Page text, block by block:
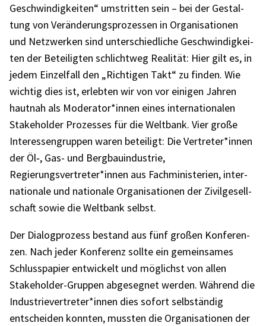
Geschwin­dig­kei­ten“ umstrit­ten sein – bei der Gestal­
tung von Verän­de­rungs­pro­zes­sen in Orga­ni­sa­tio­nen
und Netz­wer­ken sind unter­schied­li­che Geschwin­dig­kei­
ten der Betei­lig­ten schlicht­weg Reali­tät: Hier gilt es, in
jedem Einzel­fall den „Rich­ti­gen Takt“ zu finden. Wie
wich­tig dies ist, erleb­ten wir von vor eini­gen Jahren
haut­nah als Moderator*innen eines inter­na­tio­na­len
Stake­hol­der Prozes­ses für die Welt­bank. Vier große
Inter­es­sen­grup­pen waren betei­ligt: Die Vertreter*innen
der Öl‑, Gas- und Berg­bau­in­dus­trie,
Regierungsvertreter*innen aus Fach­mi­nis­te­rien, inter­
na­tio­nale und natio­nale Orga­ni­sa­tio­nen der Zivil­ge­sell­
schaft sowie die Welt­bank selbst.
Der Dialog­pro­zess bestand aus fünf großen Konfe­ren­
zen. Nach jeder Konfe­renz sollte ein gemein­sa­mes
Schluss­pa­pier entwi­ckelt und möglichst von allen
Stake­hol­der-Grup­pen abge­seg­net werden. Während die
Industrievertreter*innen dies sofort selb­stän­dig
entschei­den konn­ten, muss­ten die Orga­ni­sa­tio­nen der